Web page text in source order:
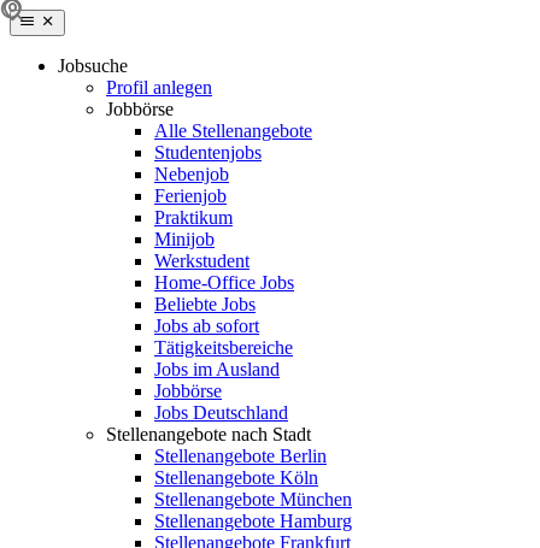
Jobsuche
Profil anlegen
Jobbörse
Alle Stellenangebote
Studentenjobs
Nebenjob
Ferienjob
Praktikum
Minijob
Werkstudent
Home-Office Jobs
Beliebte Jobs
Jobs ab sofort
Tätigkeitsbereiche
Jobs im Ausland
Jobbörse
Jobs Deutschland
Stellenangebote nach Stadt
Stellenangebote Berlin
Stellenangebote Köln
Stellenangebote München
Stellenangebote Hamburg
Stellenangebote Frankfurt